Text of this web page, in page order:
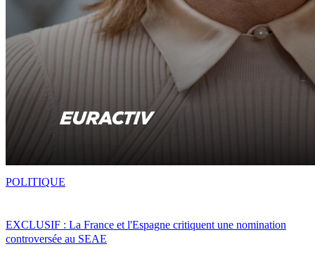
EXCLUSIF : La France et l'Espagne critiquent une nomination
controversée au SEAE
POLITIQUE